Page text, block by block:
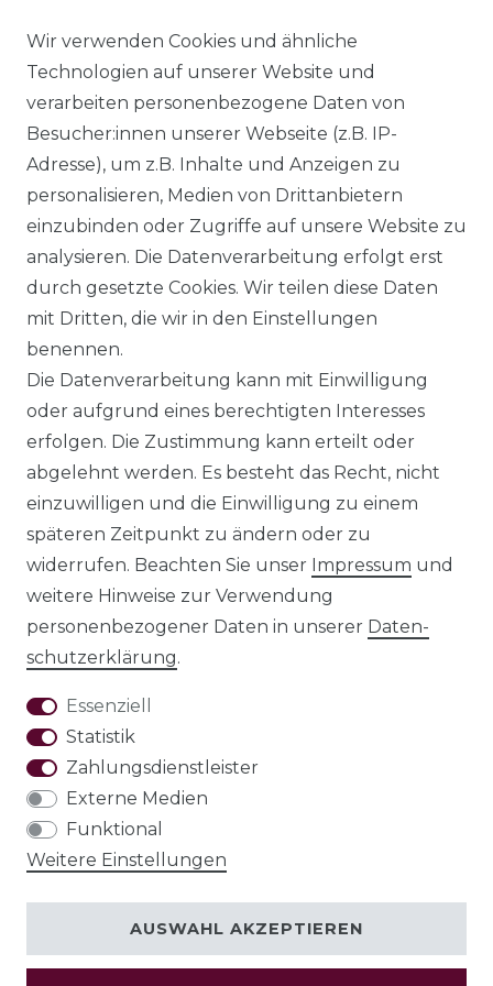
Wir verwenden Cookies und ähnliche
Technologien auf unserer Website und
verarbeiten personenbezogene Daten von
Besucher:innen unserer Webseite (z.B. IP-
Adresse), um z.B. Inhalte und Anzeigen zu
personalisieren, Medien von Drittanbietern
einzubinden oder Zugriffe auf unsere Website zu
analysieren. Die Datenverarbeitung erfolgt erst
durch gesetzte Cookies. Wir teilen diese Daten
mit Dritten, die wir in den Einstellungen
benennen.
Die Datenverarbeitung kann mit Einwilligung
oder aufgrund eines berechtigten Interesses
erfolgen. Die Zustimmung kann erteilt oder
abgelehnt werden. Es besteht das Recht, nicht
einzuwilligen und die Einwilligung zu einem
späteren Zeitpunkt zu ändern oder zu
widerrufen. Beachten Sie unser Impressum und
weitere Hinweise zur Verwendung
personenbezogener Daten in unserer Daten­
schutz­erklärung.
Essenziell
Statistik
Zahlungsdienstleister
Externe Medien
Funktional
Weitere Einstellungen
AUSWAHL AKZEPTIEREN
Impressum
Daten­schutz­
erklärung
AGB
Widerrufs­recht
VERTRAG
WIDERRUFEN
© Copyright 2026 | Alle Rechte
vorbehalten.